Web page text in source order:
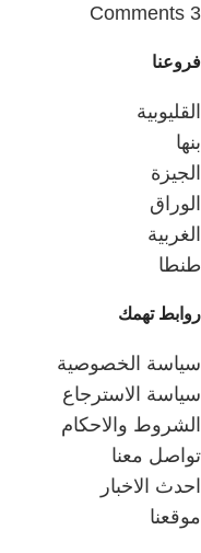
3 Comments
فروعنا
القليوبية
بنها
الجيزة
الوراق
الغربية
طنطا
روابط تهمك
سياسة الخصوصية
سياسة الاسترجاع
الشروط والاحكام
تواصل معنا
احدث الاخبار
موقعنا